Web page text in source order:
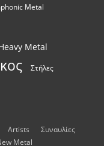
Metal
Metal
Στήλες
Artists
Συναυλίες
Metal